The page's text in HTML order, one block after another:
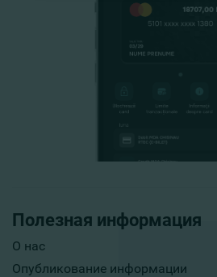
Полезная информация
О нас
Опубликование информации